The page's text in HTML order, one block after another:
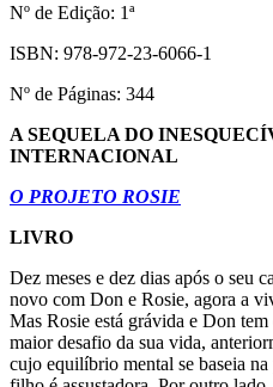
Nº de Edição: 1ª
ISBN: 978-972-23-6066-1
Nº de Páginas: 344
A SEQUELA DO
INTERNACIONAL
O PROJETO ROSIE
LIVRO
Dez meses e dez dias após o seu
novo com Don e Rosie, agora a
Mas Rosie está grávida e Don
maior desafio da sua vida,
cujo equilíbrio mental se baseia